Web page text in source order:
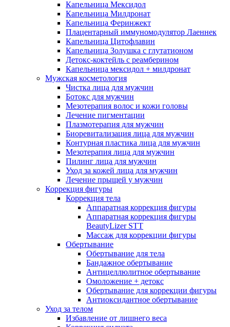
Капельница Мексидол
Капельница Милдронат
Капельница Феринжект
Плацентарный иммуномодулятор Лаеннек
Капельница Цитофлавин
Капельница Золушка с глутатионом
Детокс-коктейль с реамберином
Капельница мексидол + милдронат
Мужская косметология
Чистка лица для мужчин
Ботокс для мужчин
Мезотерапия волос и кожи головы
Лечение пигментации
Плазмотерапия для мужчин
Биоревитализация лица для мужчин
Контурная пластика лица для мужчин
Мезотерапия лица для мужчин
Пилинг лица для мужчин
Уход за кожей лица для мужчин
Лечение прыщей у мужчин
Коррекция фигуры
Коррекция тела
Аппаратная коррекция фигуры
Аппаратная коррекция фигуры
BeautyLizer STT
Массаж для коррекции фигуры
Обертывание
Обертывание для тела
Бандажное обертывание
Антицеллюлитное обертывание
Омоложение + детокс
Обертывание для коррекции фигуры
Антиоксидантное обертывание
Уход за телом
Избавление от лишнего веса